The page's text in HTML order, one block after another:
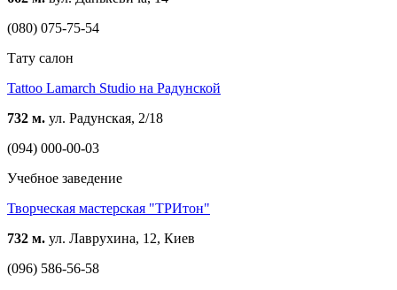
(080) 075-75-54
Тату салон
Tattoo Lamarch Studio на Радунской
732 м. ул. Радунская, 2/18
(094) 000-00-03
Учебное заведение
Творческая мастерская "ТРИтон"
732 м. ул. Лаврухина, 12, Киев
(096) 586-56-58